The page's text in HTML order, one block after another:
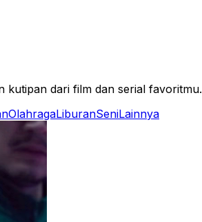
kutipan dari film dan serial favoritmu.
OlahragaLiburanSeniLainnya